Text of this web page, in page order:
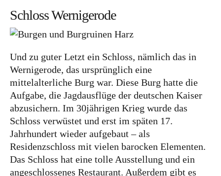
Schloss Wernigerode
Und zu guter Letzt ein Schloss, nämlich das in
Wernigerode, das ursprünglich eine
mittelalterliche Burg war. Diese Burg hatte die
Aufgabe, die Jagdausflüge der deutschen Kaiser
abzusichern. Im 30jährigen Krieg wurde das
Schloss verwüstet und erst im späten 17.
Jahrhundert wieder aufgebaut – als
Residenzschloss mit vielen barocken Elementen.
Das Schloss hat eine tolle Ausstellung und ein
angeschlossenes Restaurant. Außerdem gibt es